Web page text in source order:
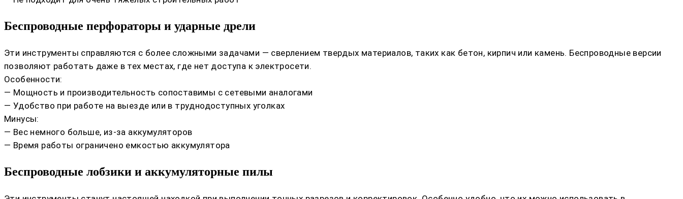
Беспроводные перфораторы и ударные дрели
Эти инструменты справляются с более сложными задачами — сверлением твердых материалов, таких как бетон, кирпич или камень. Беспроводные версии
позволяют работать даже в тех местах, где нет доступа к электросети.
Особенности:
— Мощность и производительность сопоставимы с сетевыми аналогами
— Удобство при работе на выезде или в труднодоступных уголках
Минусы:
— Вес немного больше, из-за аккумуляторов
— Время работы ограничено емкостью аккумулятора
Беспроводные лобзики и аккумуляторные пилы